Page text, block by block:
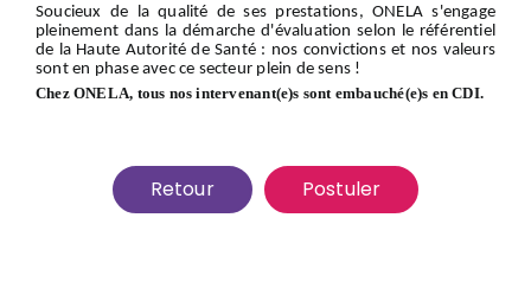
Soucieux de la qualité de ses prestations, ONELA s'engage
pleinement dans la démarche d'évaluation selon le référentiel
de la Haute Autorité de Santé : nos convictions et nos valeurs
sont en phase avec ce secteur plein de sens !
Chez ONELA, tous nos intervenant(e)s sont embauché(e)s en CDI.
Retour Postuler